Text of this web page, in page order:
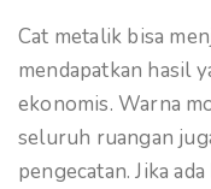
Cat metalik bisa
mendapatkan hasil
ekonomis. Warna
seluruh ruangan
pengecatan. Jika